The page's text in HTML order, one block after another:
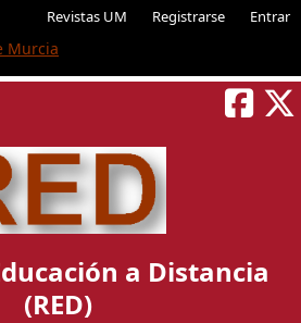
Revistas UM Registrarse Entrar
a Distancia
(RED)